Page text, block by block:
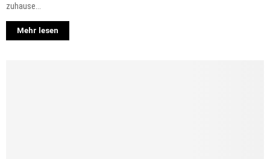
zuhause...
Mehr lesen